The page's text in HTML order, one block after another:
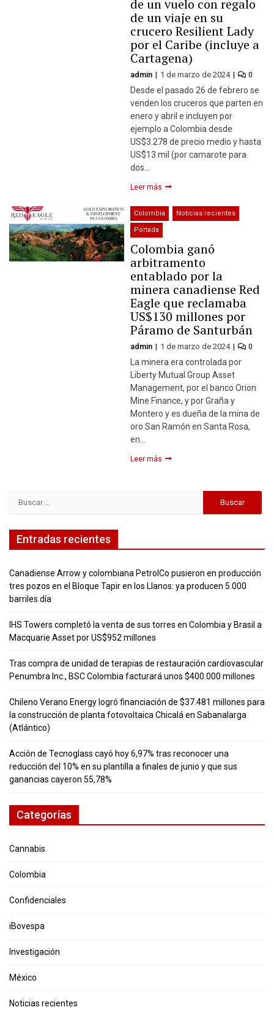
de un vuelo con regalo
de un viaje en su
crucero Resilient Lady
por el Caribe (incluye a
Cartagena)
admin 1 de marzo de 2024 0
Desde el pasado 26 de febrero se
venden los cruceros que parten en
enero y abril e incluyen por
ejemplo a Colombia desde
US$3.278 de precio medio y hasta
US$13 mil (por camarote para
dos…
Leer más
Colombia Noticias recientes
Portada
Colombia ganó
arbitramento
entablado por la
minera canadiense Red
Eagle que reclamaba
US$130 millones por
Páramo de Santurbán
admin 1 de marzo de 2024 0
La minera era controlada por
Liberty Mutual Group Asset
Management, por el banco Orion
Mine Finance, y por Graña y
Montero y es dueña de la mina de
oro San Ramón en Santa Rosa,
en…
Leer más
Entradas recientes
Canadiense Arrow y colombiana PetrolCo pusieron en producción
tres pozos en el Bloque Tapir en los Llanos: ya producen 5.000
barriles día
IHS Towers completó la venta de sus torres en Colombia y Brasil a
Macquarie Asset por US$952 millones
Tras compra de unidad de terapias de restauración cardiovascular
Penumbra Inc., BSC Colombia facturará unos $400.000 millones
Chileno Verano Energy logró financiación de $37.481 millones para
la construcción de planta fotovoltaica Chicalá en Sabanalarga
(Atlántico)
Acción de Tecnoglass cayó hoy 6,97% tras reconocer una
reducción del 10% en su plantilla a finales de junio y que sus
ganancias cayeron 55,78%
Categorías
Cannabis
Colombia
Confidenciales
iBovespa
Investigación
México
Noticias recientes